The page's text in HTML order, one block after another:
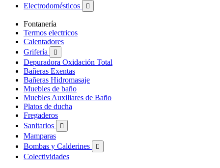
Electrodomésticos

Fontanería
Termos electricos
Calentadores
Grifería

Depuradora Oxidación Total
Bañeras Exentas
Bañeras Hidromasaje
Muebles de baño
Muebles Auxiliares de Baño
Platos de ducha
Fregaderos
Sanitarios

Mamparas
Bombas y Calderines

Colectividades